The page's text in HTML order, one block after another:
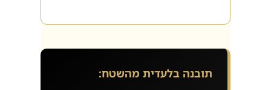
תובנה בלעדית מהשטח: